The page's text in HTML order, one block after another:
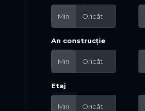
Min
An construcție
Min
Etaj
Min